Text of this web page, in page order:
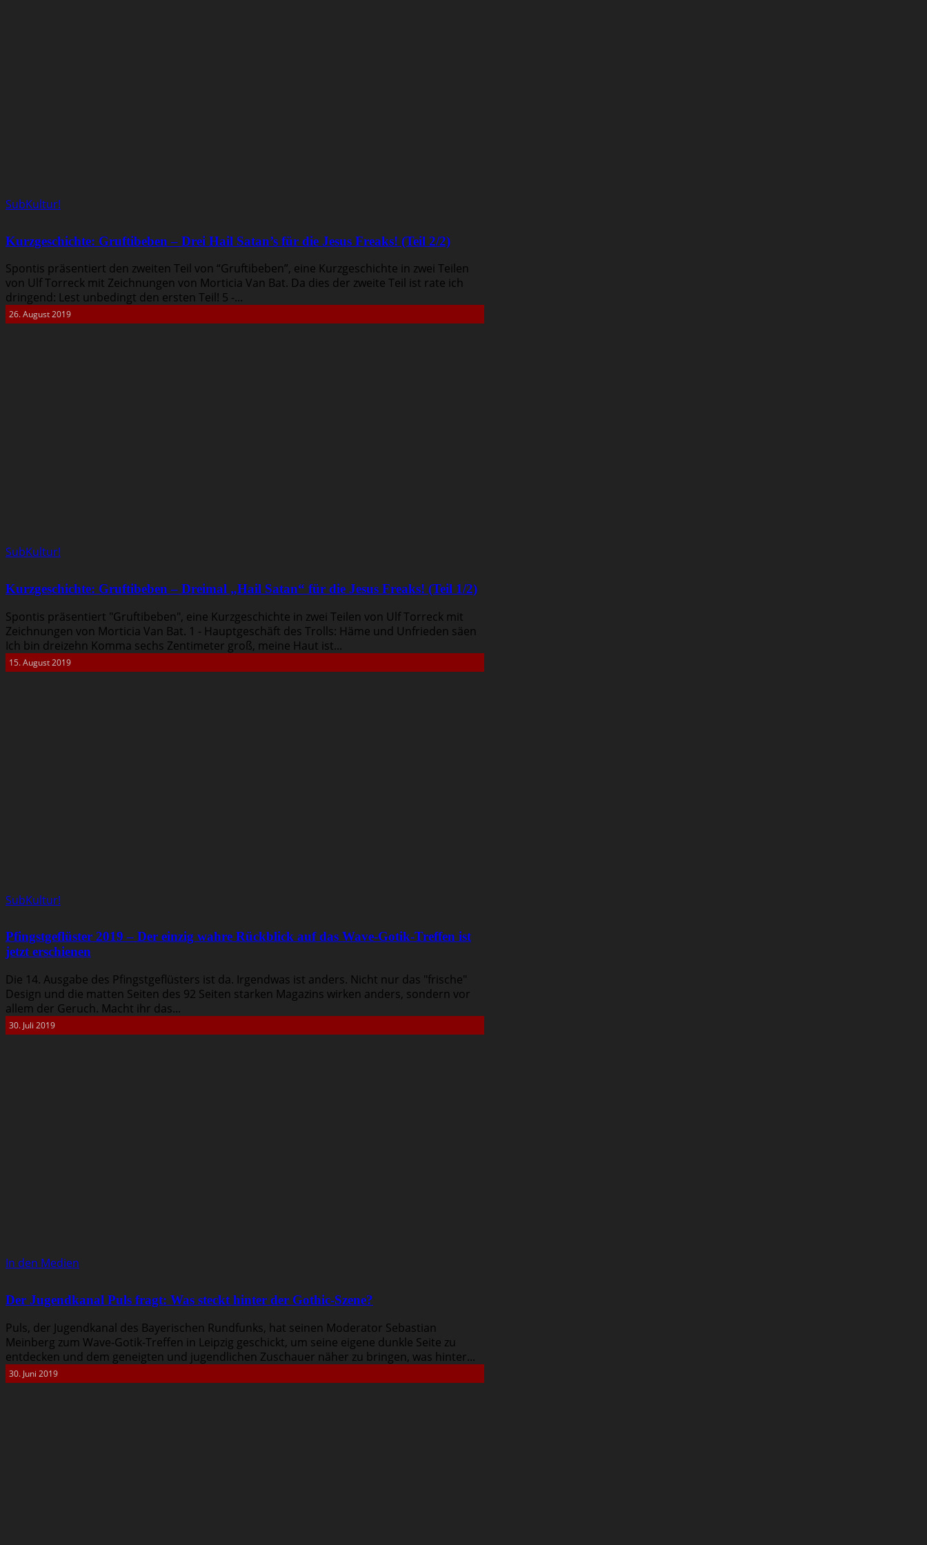
SubKultur!
Kurzgeschichte: Gruftibeben – Drei Hail Satan’s für die Jesus Freaks! (Teil 2/2)
Spontis präsentiert den zweiten Teil von “Gruftibeben”, eine Kurzgeschichte in zwei Teilen
von Ulf Torreck mit Zeichnungen von Morticia Van Bat. Da dies der zweite Teil ist rate ich
dringend: Lest unbedingt den ersten Teil! 5 -...
26. August 2019
SubKultur!
Kurzgeschichte: Gruftibeben – Dreimal „Hail Satan“ für die Jesus Freaks! (Teil 1/2)
Spontis präsentiert "Gruftibeben", eine Kurzgeschichte in zwei Teilen von Ulf Torreck mit
Zeichnungen von Morticia Van Bat. 1 - Hauptgeschäft des Trolls: Häme und Unfrieden säen
Ich bin dreizehn Komma sechs Zentimeter groß, meine Haut ist...
15. August 2019
SubKultur!
Pfingstgeflüster 2019 – Der einzig wahre Rückblick auf das Wave-Gotik-Treffen ist
jetzt erschienen
Die 14. Ausgabe des Pfingstgeflüsters ist da. Irgendwas ist anders. Nicht nur das "frische"
Design und die matten Seiten des 92 Seiten starken Magazins wirken anders, sondern vor
allem der Geruch. Macht ihr das...
30. Juli 2019
In den Medien
Der Jugendkanal Puls fragt: Was steckt hinter der Gothic-Szene?
Puls, der Jugendkanal des Bayerischen Rundfunks, hat seinen Moderator Sebastian
Meinberg zum Wave-Gotik-Treffen in Leipzig geschickt, um seine eigene dunkle Seite zu
entdecken und dem geneigten und jugendlichen Zuschauer näher zu bringen, was hinter...
30. Juni 2019